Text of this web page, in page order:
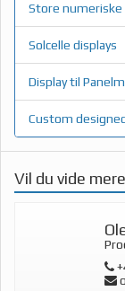
Store numeriske
Solcelle displays
Display til
Custom
Vil du vide